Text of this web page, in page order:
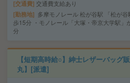
交通費 交通費支給あり
勤務地
多摩モノレール 松が谷駅 「松が谷
歩15分 ・モノレール「大塚・帝京大学駅」
分
【短期高時給○】紳士レザーバッグ
丸】[派遣]